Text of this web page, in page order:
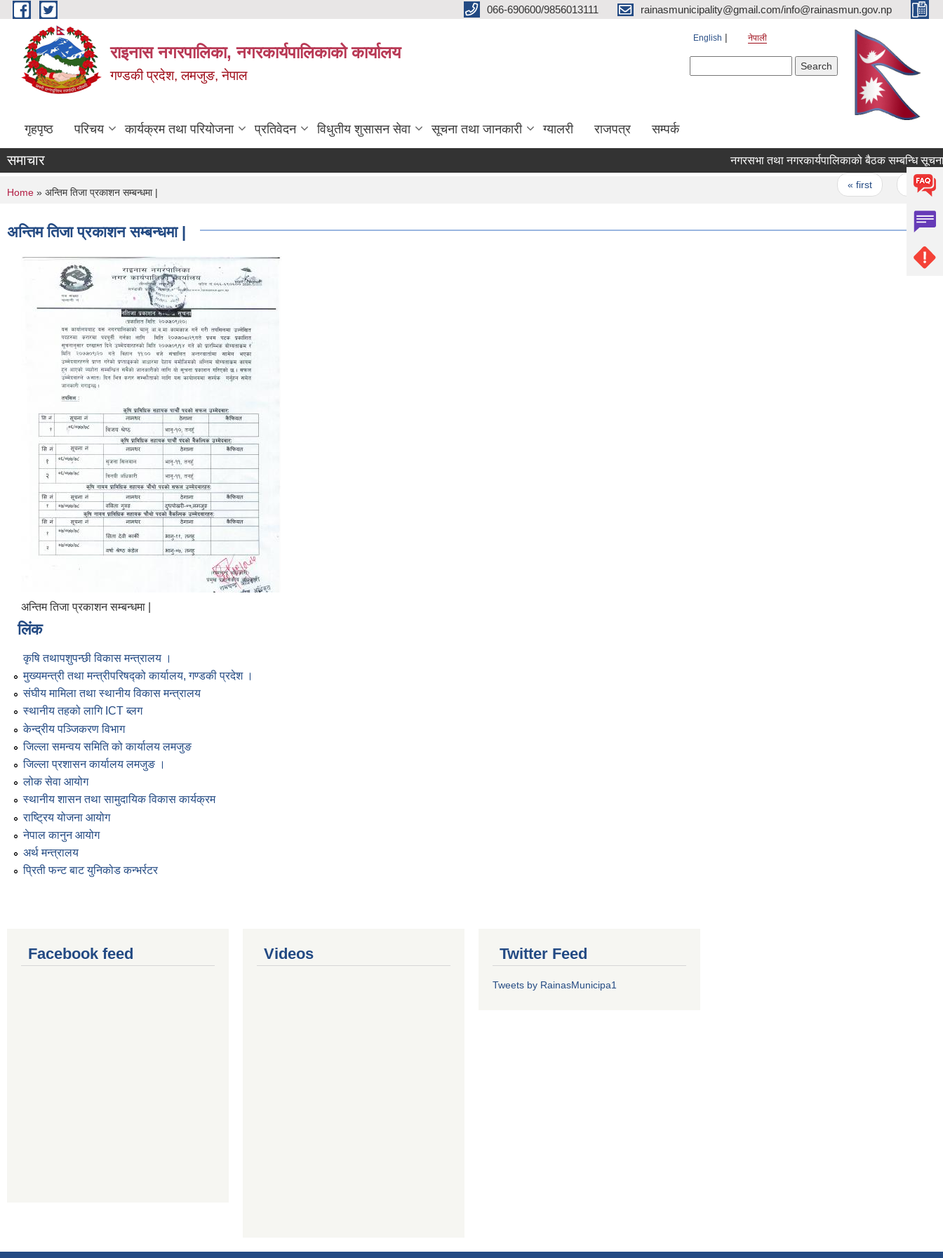
Skip to main content 066-690600/9856013111 rainasmunicipality@gmail.com/info@rainasmun.gov.np
राइनास नगरपालिका, नगरकार्यपालिकाको कार्यालय
गण्डकी प्रदेश, लमजुङ, नेपाल
English नेपाली
गृहपृष्ठ परिचय कार्यक्रम तथा परियोजना प्रतिवेदन विधुतीय शुसासन सेवा सूचना तथा जानकारी ग्यालरी राजपत्र सम्पर्क
समाचार नगरसभा तथा नगरकार्यपालिकाको बैठक सम्बन्धि सूचना
« first ‹ previous
You are here
Home » अन्तिम तिजा प्रकाशन सम्बन्धमा |
अन्तिम तिजा प्रकाशन सम्बन्धमा |
अन्तिम तिजा प्रकाशन सम्बन्धमा |
लिंक
कृषि तथापशुपन्छी विकास मन्त्रालय ।
मुख्यमन्त्री तथा मन्त्रीपरिषद्को कार्यालय, गण्डकी प्रदेश ।
संघीय मामिला तथा स्थानीय विकास मन्त्रालय
स्थानीय तहको लागि ICT ब्लग
केन्द्रीय पञ्जिकरण विभाग
जिल्ला समन्वय समिति को कार्यालय लमजुङ
जिल्ला प्रशासन कार्यालय लमजुङ ।
लोक सेवा आयोग
स्थानीय शासन तथा सामुदायिक विकास कार्यक्रम
राष्ट्रिय योजना आयोग
नेपाल कानुन आयोग
अर्थ मन्त्रालय
प्रिती फन्ट बाट युनिकोड कन्भर्रटर
Facebook feed Videos Twitter Feed
Tweets by RainasMunicipa1